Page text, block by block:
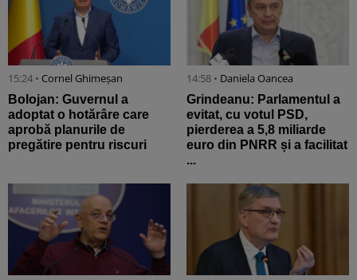
15:24 • Cornel Ghimeșan
Bolojan: Guvernul a
adoptat o hotărâre care
aprobă planurile de
pregătire pentru riscuri
14:58 • Daniela Oancea
Grindeanu: Parlamentul a
evitat, cu votul PSD,
pierderea a 5,8 miliarde
euro din PNRR și a facilitat
...